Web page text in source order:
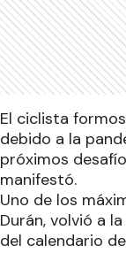
El ciclista
debido a la
próximos
manifestó.
Uno de los
Durán, volvió a
del calendario